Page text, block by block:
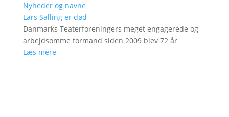
Nyheder og navne
Lars Salling er død
Danmarks Teaterforeningers meget engagerede og
arbejdsomme formand siden 2009 blev 72 år
Læs mere